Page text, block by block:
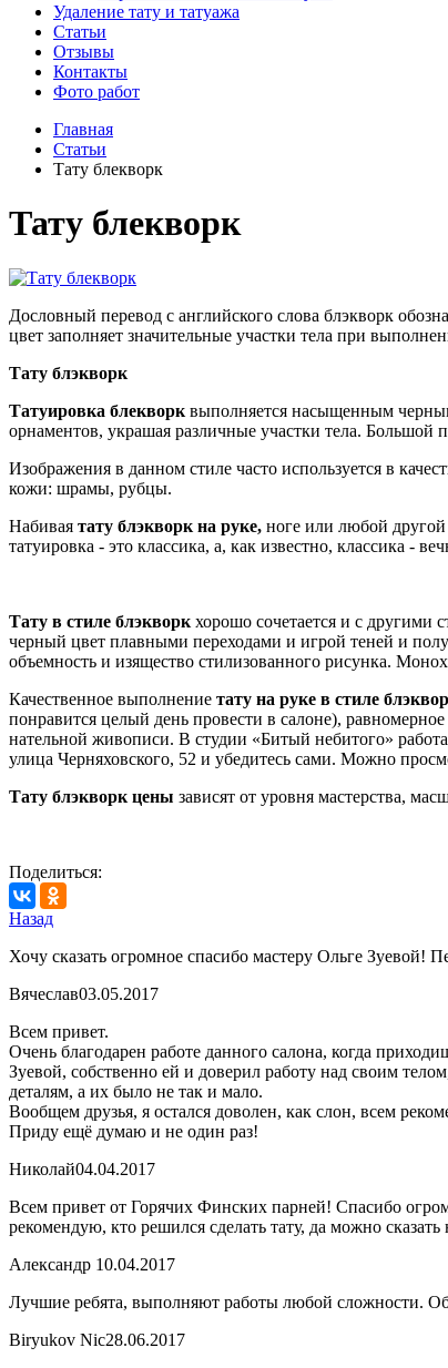
Удаление тату и татуажа
Статьи
Отзывы
Контакты
Фото работ
Главная
Статьи
Тату блекворк
Тату блекворк
Дословный перевод с английского слова блэкворк
цвет заполняет значительные участки тела при
Тату блэкворк
Татуировка блекворк выполняется насыщенным
орнаментов, украшая различные участки тела. Большой
Изображения в данном стиле часто используется в
кожи: шрамы, рубцы.
Набивая тату блэкворк на руке, ноге или любой другой
татуировка - это классика, а, как известно, классика -
Тату в стиле блэкворк хорошо сочетается и с другими
черный цвет плавными переходами и игрой теней и
объемность и изящество стилизованного рисунка.
Качественное выполнение тату на руке в стиле
понравится целый день провести в салоне),
нательной живописи. В студии «Битый небитого»
улица Черняховского, 52 и убедитесь сами. Можно
Тату блэкворк цены зависят от уровня мастерства,
Поделиться:
Назад
Хочу сказать огромное спасибо мастеру Ольге
Вячеслав03.05.2017
Всем привет.
Очень благодарен работе данного салона, когда
Зуевой, собственно ей и доверил работу над своим
деталям, а их было не так и мало.
Вообщем друзья, я остался доволен, как слон, всем
Приду ещё думаю и не один раз!
Николай04.04.2017
Всем привет от Горячих Финских парней! Спасибо
рекомендую, кто решился сделать тату, да можно
Александр 10.04.2017
Лучшие ребята, выполняют работы любой сложности.
Biryukov Nic28.06.2017